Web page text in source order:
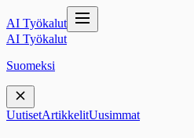
AI Työkalut
AI Työkalut
Suomeksi
UutisetArtikkelitUusimmat